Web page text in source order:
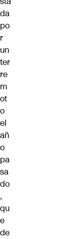
da
po
r
un
ter
re
m
ot
o
el
añ
o
pa
sa
do
,
qu
e
de